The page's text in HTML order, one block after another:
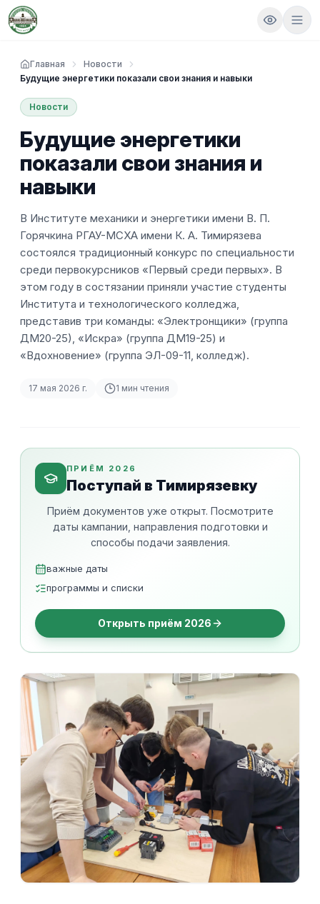
Главная
Новости
Будущие энергетики показали свои знания и навыки
Новости
Будущие энергетики
показали свои знания и
навыки
В Институте механики и энергетики имени В. П.
Горячкина РГАУ-МСХА имени К. А. Тимирязева
состоялся традиционный конкурс по специальности
среди первокурсников «Первый среди первых». В
этом году в состязании приняли участие студенты
Института и технологического колледжа,
представив три команды: «Электронщики» (группа
ДМ20-25), «Искра» (группа ДМ19-25) и
«Вдохновение» (группа ЭЛ-09-11, колледж).
17 мая 2026 г. 1 мин чтения
ПРИЁМ 2026
Поступай в Тимирязевку
Приём документов уже открыт. Посмотрите
даты кампании, направления подготовки и
способы подачи заявления.
важные даты
программы и списки
Открыть приём 2026